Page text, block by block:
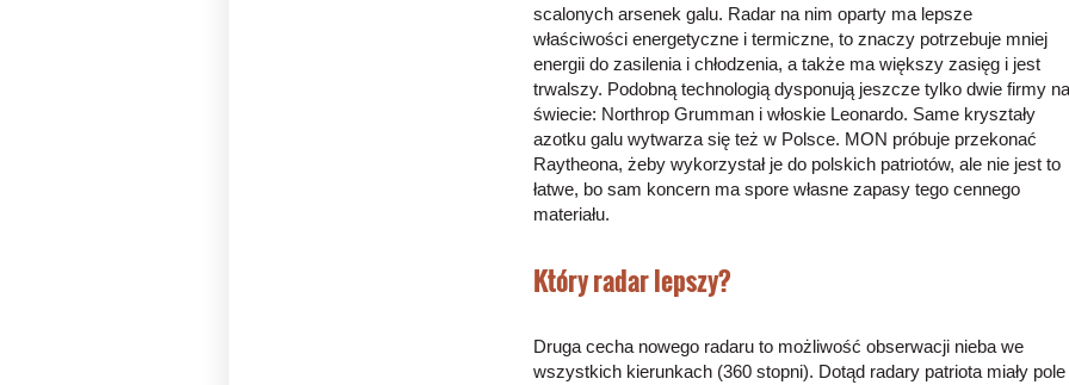
scalonych arsenek galu. Radar na nim oparty ma lepsze
właściwości energetyczne i termiczne, to znaczy potrzebuje mniej
energii do zasilenia i chłodzenia, a także ma większy zasięg i jest
trwalszy. Podobną technologią dysponują jeszcze tylko dwie firmy na
świecie: Northrop Grumman i włoskie Leonardo. Same kryształy
azotku galu wytwarza się też w Polsce. MON próbuje przekonać
Raytheona, żeby wykorzystał je do polskich patriotów, ale nie jest to
łatwe, bo sam koncern ma spore własne zapasy tego cennego
materiału.
Który radar lepszy?
Druga cecha nowego radaru to możliwość obserwacji nieba we
wszystkich kierunkach (360 stopni). Dotąd radary patriota miały pole